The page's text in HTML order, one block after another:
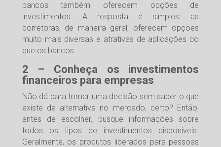
bancos também oferecem opções de
investimentos. A resposta é simples: as
corretoras, de maneira geral, oferecem opções
muito mais diversas e atrativas de aplicações do
que os bancos.
2 – Conheça os investimentos
financeiros para empresas
Não dá para tomar uma decisão sem saber o que
existe de alternativa no mercado, certo? Então,
antes de escolher, busque informações sobre
todos os tipos de investimentos disponíveis.
Geralmente, os produtos liberados para pessoas